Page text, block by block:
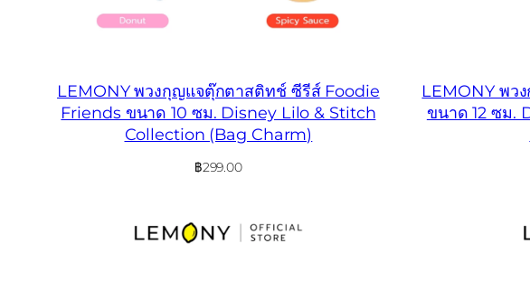
LEMONY พวงกุญแจตุ๊กตาสติทช์ ซีรีส์ Foodie
Friends ขนาด 10 ซม. Disney Lilo & Stitch
Collection (Bag Charm)
฿299.00
LEMONY พว
ขนาด 12 ซม.